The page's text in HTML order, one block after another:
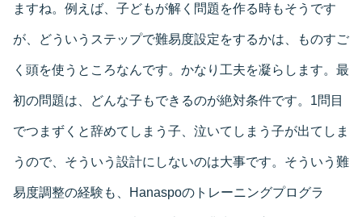
ますね。例えば、子どもが解く問題を作る時もそうです
が、どういうステップで難易度設定をするかは、ものすご
く頭を使うところなんです。かなり工夫を凝らします。最
初の問題は、どんな子もできるのが絶対条件です。1問目
でつまずくと辞めてしまう子、泣いてしまう子が出てしま
うので、そういう設計にしないのは大事です。そういう難
易度調整の経験も、Hanaspoのトレーニングプログラ